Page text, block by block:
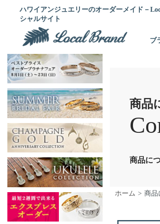
ハワイアンジュエリーのオーダーメイド－
シャルサイト
ブ
商品
商品に
ホーム 商品